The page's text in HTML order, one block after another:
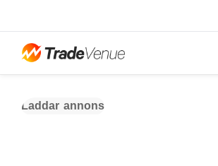
Laddar annons